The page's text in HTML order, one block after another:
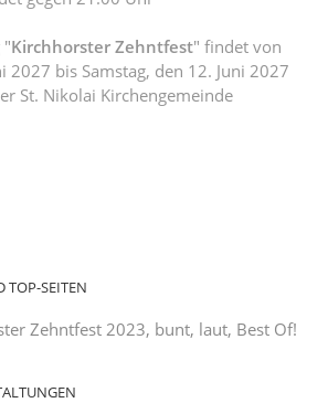
"Kirchhorster Zehntfest" findet von
2027 bis Samstag, den 12. Juni 2027
St. Nikolai Kirchengemeinde
TOP-SEITEN
Zehntfest 2023, bunt, laut, Best Of!